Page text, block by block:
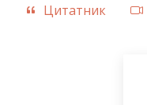
Цитатник